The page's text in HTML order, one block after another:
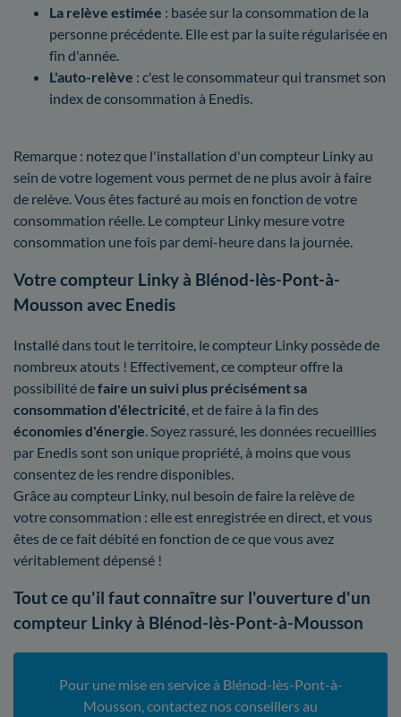
La relève estimée : basée sur la consommation de la
personne précédente. Elle est par la suite régularisée en
fin d'année.
L'auto-relève : c'est le consommateur qui transmet son
index de consommation à Enedis.
Remarque : notez que l'installation d'un compteur Linky au
sein de votre logement vous permet de ne plus avoir à faire
de relève. Vous êtes facturé au mois en fonction de votre
consommation réelle. Le compteur Linky mesure votre
consommation une fois par demi-heure dans la journée.
Votre compteur Linky à Blénod-lès-Pont-à-
Mousson avec Enedis
Installé dans tout le territoire, le compteur Linky possède de
nombreux atouts ! Effectivement, ce compteur offre la
possibilité defaire un suivi plus précisément sa
consommation d'électricité , et de faire à la fin des
économies d'énergie . Soyez rassuré, les données recueillies
par Enedis sont son unique propriété, à moins que vous
consentez de les rendre disponibles.
Grâce au compteur Linky, nul besoin de faire la relève de
votre consommation : elle est enregistrée en direct, et vous
êtes de ce fait débité en fonction de ce que vous avez
véritablement dépensé !
Tout ce qu'il faut connaître sur l'ouverture d'un
compteur Linky à Blénod-lès-Pont-à-Mousson
Pour une mise en service à Blénod-lès-Pont-à-
Mousson, contactez nos conseillers au